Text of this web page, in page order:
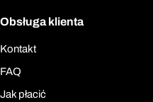
Obsługa klienta
Kontakt
FAQ
Jak płacić